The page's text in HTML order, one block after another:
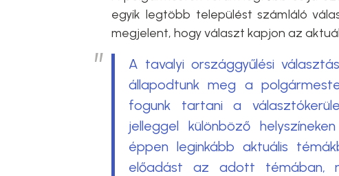
egyik legtöbb települést számláló
megjelent, hogy választ kapjon az
A tavalyi országgyűlési
állapodtunk meg a
fogunk tartani a
jelleggel különböző
éppen leginkább aktuális
előadást az adott témában,